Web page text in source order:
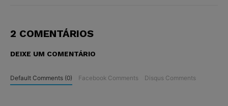
2 COMENTÁRIOS
DEIXE UM COMENTÁRIO
Default Comments (0) Facebook Comments Disqus Comments